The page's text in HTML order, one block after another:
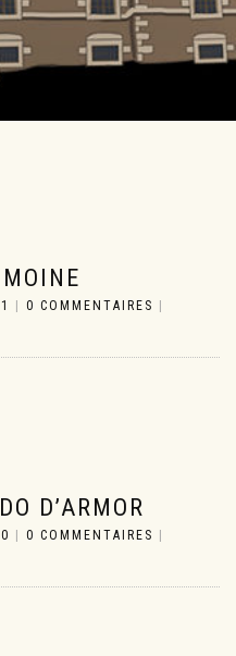
0 COMMENTAIRES
D’ARMOR
0 COMMENTAIRES